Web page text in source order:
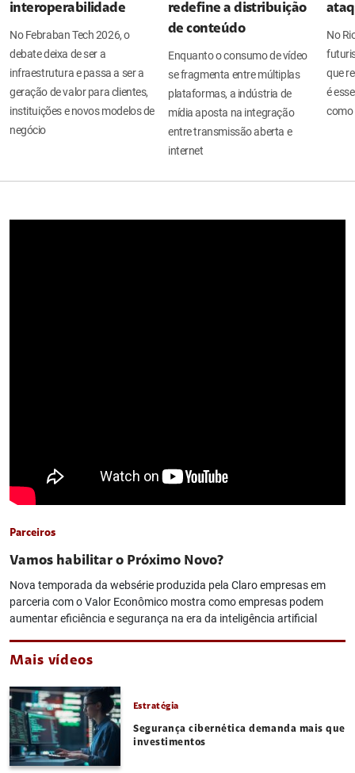
interoperabilidade
No Febraban Tech 2026, o
debate deixa de ser a
infraestrutura e passa a ser a
geração de valor para clientes,
instituições e novos modelos de
negócio
redefine a distribuição
de conteúdo
Enquanto o consumo de vídeo
se fragmenta entre múltiplas
plataformas, a indústria de
mídia aposta na integração
entre transmissão aberta e
internet
No
que
é
como
Parceiros
Vamos habilitar o Próximo Novo?
Nova temporada da websérie produzida pela Claro empresas em
parceria com o Valor Econômico mostra como empresas podem
aumentar eficiência e segurança na era da inteligência artificial
Mais vídeos
Estratégia
Segurança cibernética demanda mais que
investimentos